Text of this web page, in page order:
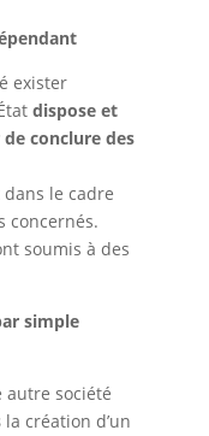
exister
dispose et
conclure des
le cadre
concernés.
soumis à des
simple
autre société
la création d’un